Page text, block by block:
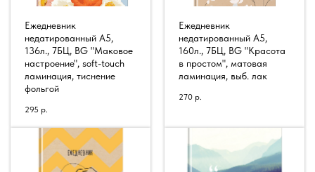
Ежедневник
недатированный А5,
136л., 7БЦ, BG "Маковое
настроение", soft-touch
ламинация, тиснение
фольгой
295 р.
Ежедневник
недатированный А5,
160л., 7БЦ, BG "Красота
в простом", матовая
ламинация, выб. лак
270 р.